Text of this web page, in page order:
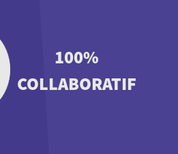
100%
COLLABORATIF